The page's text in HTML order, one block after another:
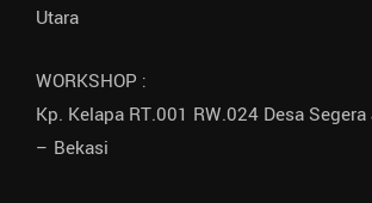
Utara
WORKSHOP :
Kp. Kelapa RT.001 RW.024 Desa
– Bekasi